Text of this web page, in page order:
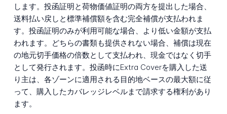
します。投函証明と荷物価値証明の両方を提出した場合、
送料払い戻しと標準補償額を含む完全補償が支払われま
す。投函証明のみが利用可能な場合、より低い金額が支払
われます。どちらの書類も提供されない場合、補償は現在
の地元切手価格の倍数として支払われ、現金ではなく切手
として発行されます。投函時にExtra Coverを購入した送
り主は、各ゾーンに適用される目的地ベースの最大額に従
って、購入したカバレッジレベルまで請求する権利があり
ます。